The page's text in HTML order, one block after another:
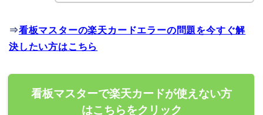
⇒看板マスターの楽天カードエラーの問題を今すぐ解
決したい方はこちら
看板マスターで楽天カードが使えない方
はこちらをクリック